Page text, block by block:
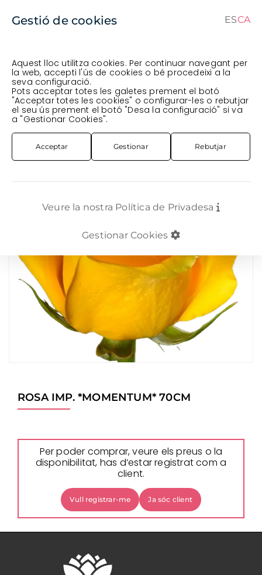
CAES
Comanda en curs (prevista per al) · Transportista
Veure comanda
FLOR TALLADA ROSA SUD-AMÈRICA ROSA IMP. *MOMENTUM* 70CM
ROSA IMP. *MOMENTUM* 70CM
Per poder comprar, veure els preus o la
disponibilitat, has d’estar registrat com a
client.
Vull registrar-me Ja sóc client
Gestió de cookies ESCA
Aquest lloc utilitza cookies. Per continuar navegant per
la web, accepti l'ús de cookies o bé procedeixi a la
seva configuració.
Pots acceptar totes les galetes prement el botó
"Acceptar totes les cookies" o configurar-les o rebutjar
el seu ús prement el botó "Desa la configuració" si va
a "Gestionar Cookies".
Acceptar Gestionar Rebutjar
Veure la nostra Política de Privadesa
Gestionar Cookies